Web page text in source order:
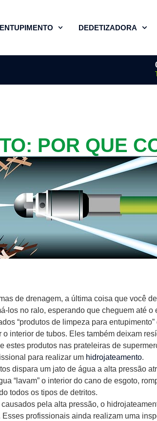
DEDETIZADORA
POR QUE
de drenagem, a última coisa que você
los no ralo, esperando que cheguem até o
“produtos de limpeza para entupimento”
interior de tubos. Eles também deixam
estes produtos nas prateleiras de
para realizar um hidrojateamento.
dispara um jato de água a alta pressão
“lavam” o interior do cano de esgoto,
todos os tipos de detritos.
​​pela alta pressão, o
profissionais ainda realizam uma